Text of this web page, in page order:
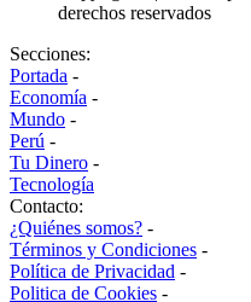
derechos reservados
Secciones:
Portada -
Economía -
Mundo -
Perú -
Tu Dinero -
Tecnología
Contacto:
¿Quiénes somos? -
Términos y Condiciones -
Política de Privacidad -
Politica de Cookies -